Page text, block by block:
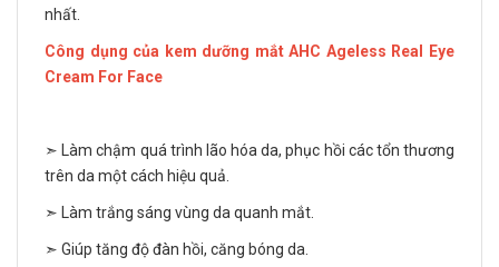
nhất.
Công dụng của kem dưỡng mắt AHC Ageless Real Eye
Cream For Face
➣ Làm chậm quá trình lão hóa da, phục hồi các tổn thương
trên da một cách hiệu quả.
➣ Làm trắng sáng vùng da quanh mắt.
➣ Giúp tăng độ đàn hồi, căng bóng da.